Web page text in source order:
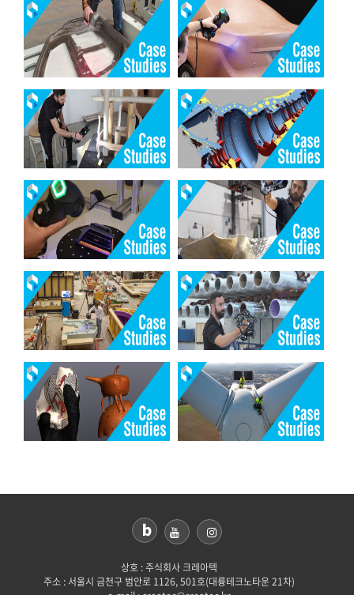
상호 : 주식회사 크레아텍
주소 : 서울시 금천구 범안로 1126, 501호(대륭테크노타운 21차)